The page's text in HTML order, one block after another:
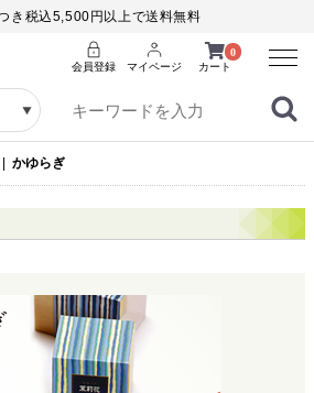
き税込5,500円以上で送料無料
0
カート
会員登録 マイページ
Menu
かゆらぎ